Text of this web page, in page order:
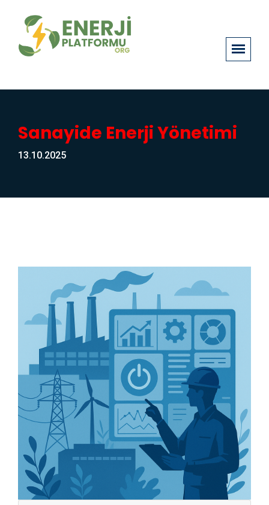
Sanayide Enerji Yönetimi
13.10.2025